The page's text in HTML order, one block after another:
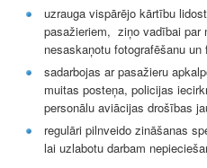
uzrauga vispārējo kārtību
pasažieriem, ziņo vadībai par
nesaskaņotu fotografēšanu
sadarbojas ar pasažieru
muitas posteņa, policijas
personālu aviācijas drošības
regulāri pilnveido zināšanas
lai uzlabotu darbam